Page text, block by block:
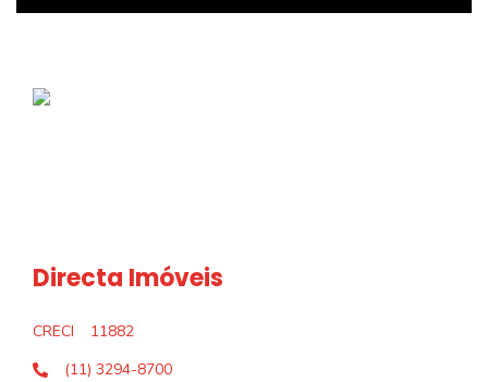
Directa Imóveis
CRECI
11882
(11) 3294-8700